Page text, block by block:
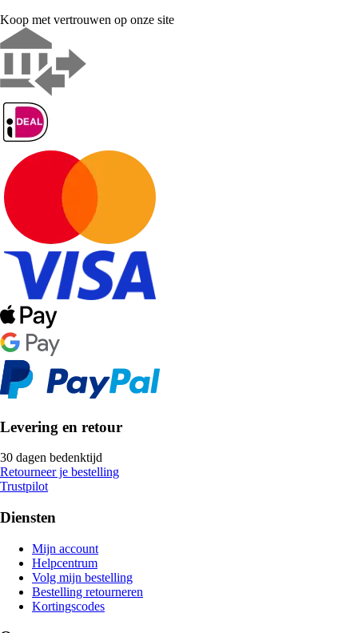
Koop met vertrouwen op onze site
Levering en retour
30 dagen bedenktijd
Retourneer je bestelling
Trustpilot
Diensten
Mijn account
Helpcentrum
Volg mijn bestelling
Bestelling retourneren
Kortingscodes